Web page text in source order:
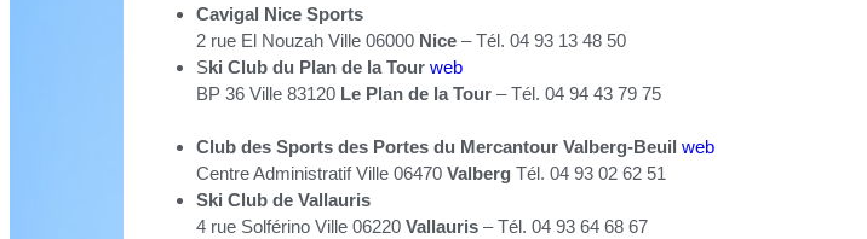
Cavigal Nice Sports
2 rue El Nouzah Ville 06000 Nice – Tél. 04 93 13 48 50
Ski Club du Plan de la Tour web
BP 36 Ville 83120 Le Plan de la Tour – Tél. 04 94 43 79 75
Club des Sports des Portes du Mercantour Valberg-Beuil web
Centre Administratif Ville 06470 Valberg Tél. 04 93 02 62 51
Ski Club de Vallauris
4 rue Solférino Ville 06220 Vallauris – Tél. 04 93 64 68 67